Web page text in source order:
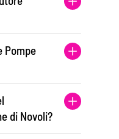
Pompe
di Novoli?